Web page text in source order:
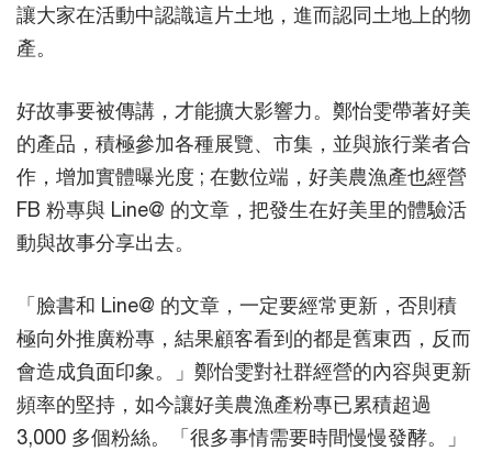
讓大家在活動中認識這片土地，進而認同土地上的物
產。
好故事要被傳講，才能擴大影響力。鄭怡雯帶著好美
的產品，積極參加各種展覽、市集，並與旅行業者合
作，增加實體曝光度 ; 在數位端，好美農漁產也經營
FB 粉專與 Line@ 的文章，把發生在好美里的體驗活
動與故事分享出去。
「臉書和 Line@ 的文章，一定要經常更新，否則積
極向外推廣粉專，結果顧客看到的都是舊東西，反而
會造成負面印象。」鄭怡雯對社群經營的內容與更新
頻率的堅持，如今讓好美農漁產粉專已累積超過
3,000 多個粉絲。「很多事情需要時間慢慢發酵。」